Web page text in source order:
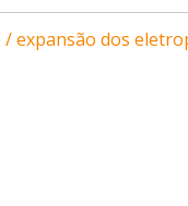
expansão dos